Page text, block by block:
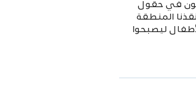
في حقول
المنطقة
ليصبحوا